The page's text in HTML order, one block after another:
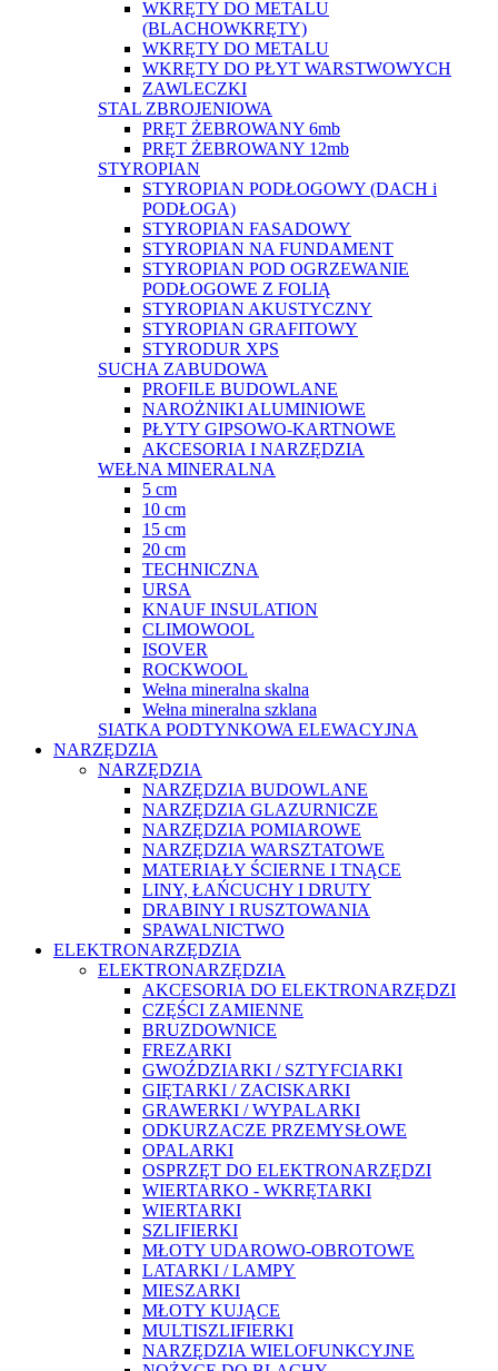
WKRĘTY DO METALU
(BLACHOWKRĘTY)
WKRĘTY DO METALU
WKRĘTY DO PŁYT WARSTWOWYCH
ZAWLECZKI
STAL ZBROJENIOWA
PRĘT ŻEBROWANY 6mb
PRĘT ŻEBROWANY 12mb
STYROPIAN
STYROPIAN PODŁOGOWY (DACH i
PODŁOGA)
STYROPIAN FASADOWY
STYROPIAN NA FUNDAMENT
STYROPIAN POD OGRZEWANIE
PODŁOGOWE Z FOLIĄ
STYROPIAN AKUSTYCZNY
STYROPIAN GRAFITOWY
STYRODUR XPS
SUCHA ZABUDOWA
PROFILE BUDOWLANE
NAROŻNIKI ALUMINIOWE
PŁYTY GIPSOWO-KARTNOWE
AKCESORIA I NARZĘDZIA
WEŁNA MINERALNA
5 cm
10 cm
15 cm
20 cm
TECHNICZNA
URSA
KNAUF INSULATION
CLIMOWOOL
ISOVER
ROCKWOOL
Wełna mineralna skalna
Wełna mineralna szklana
SIATKA PODTYNKOWA ELEWACYJNA
NARZĘDZIA
NARZĘDZIA
NARZĘDZIA BUDOWLANE
NARZĘDZIA GLAZURNICZE
NARZĘDZIA POMIAROWE
NARZĘDZIA WARSZTATOWE
MATERIAŁY ŚCIERNE I TNĄCE
LINY, ŁAŃCUCHY I DRUTY
DRABINY I RUSZTOWANIA
SPAWALNICTWO
ELEKTRONARZĘDZIA
ELEKTRONARZĘDZIA
AKCESORIA DO ELEKTRONARZĘDZI
CZĘŚCI ZAMIENNE
BRUZDOWNICE
FREZARKI
GWOŹDZIARKI / SZTYFCIARKI
GIĘTARKI / ZACISKARKI
GRAWERKI / WYPALARKI
ODKURZACZE PRZEMYSŁOWE
OPALARKI
OSPRZĘT DO ELEKTRONARZĘDZI
WIERTARKO - WKRĘTARKI
WIERTARKI
SZLIFIERKI
MŁOTY UDAROWO-OBROTOWE
LATARKI / LAMPY
MIESZARKI
MŁOTY KUJĄCE
MULTISZLIFIERKI
NARZĘDZIA WIELOFUNKCYJNE